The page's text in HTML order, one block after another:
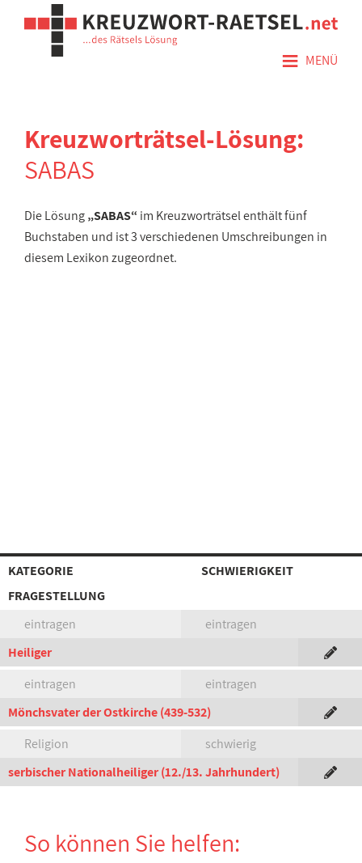
≡ MENÜ
Kreuzworträtsel-Lösung:
SABAS
Die Lösung„SABAS“ im Kreuzworträtsel enthält fünf
Buchstaben und ist 3 verschiedenen Umschreibungen in
diesem Lexikon zugeordnet.
KATEGORIE
SCHWIERIGKEIT
FRAGESTELLUNG
eintragen
eintragen
Heiliger
eintragen
eintragen
Mönchsvater der Ostkirche (439-532)
Religion
schwierig
serbischer Nationalheiliger (12./13. Jahrhundert)
So können Sie helfen: